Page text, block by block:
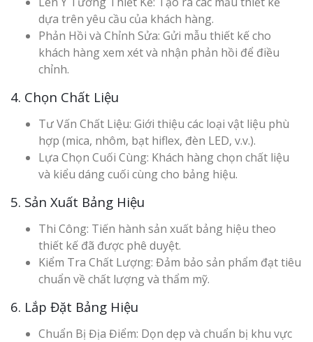
dựa trên yêu cầu của khách hàng.
Phản Hồi và Chỉnh Sửa: Gửi mẫu thiết kế cho
khách hàng xem xét và nhận phản hồi để điều
chỉnh.
4. Chọn Chất Liệu
Tư Vấn Chất Liệu: Giới thiệu các loại vật liệu phù
hợp (mica, nhôm, bạt hiflex, đèn LED, v.v.).
Lựa Chọn Cuối Cùng: Khách hàng chọn chất liệu
và kiểu dáng cuối cùng cho bảng hiệu.
5. Sản Xuất Bảng Hiệu
Thi Công: Tiến hành sản xuất bảng hiệu theo
thiết kế đã được phê duyệt.
Kiểm Tra Chất Lượng: Đảm bảo sản phẩm đạt tiêu
chuẩn về chất lượng và thẩm mỹ.
6. Lắp Đặt Bảng Hiệu
Chuẩn Bị Địa Điểm: Dọn dẹp và chuẩn bị khu vực